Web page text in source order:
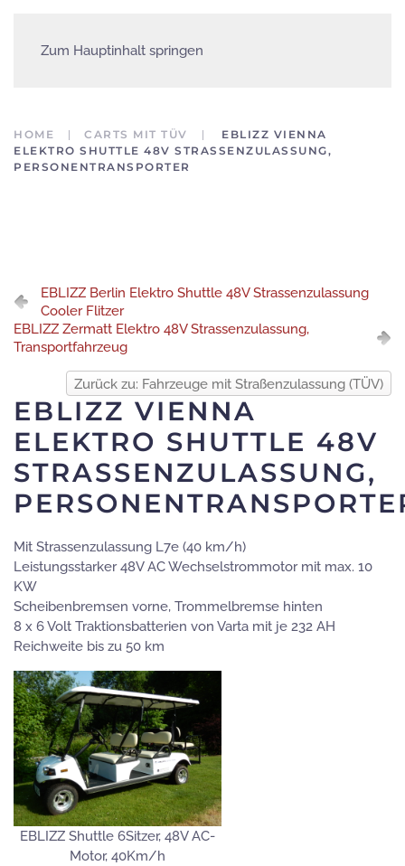
Zum Hauptinhalt springen
HOME CARTS MIT TÜV
EBLIZZ VIENNA
ELEKTRO SHUTTLE 48V STRASSENZULASSUNG,
PERSONENTRANSPORTER
EBLIZZ Berlin Elektro Shuttle 48V Strassenzulassung
Cooler Flitzer
EBLIZZ Zermatt Elektro 48V Strassenzulassung,
Transportfahrzeug
Zurück zu: Fahrzeuge mit Straßenzulassung (TÜV)
EBLIZZ VIENNA
ELEKTRO SHUTTLE 48V
STRASSENZULASSUNG,
Mit Strassenzulassung L7e (40 km/h)
Leistungsstarker 48V AC Wechselstrommotor mit max. 10
KW
Scheibenbremsen vorne, Trommelbremse hinten
8 x 6 Volt Traktionsbatterien von Varta mit je 232 AH
Reichweite bis zu 50 km
EBLIZZ Shuttle 6Sitzer, 48V AC-
Motor, 40Km/h